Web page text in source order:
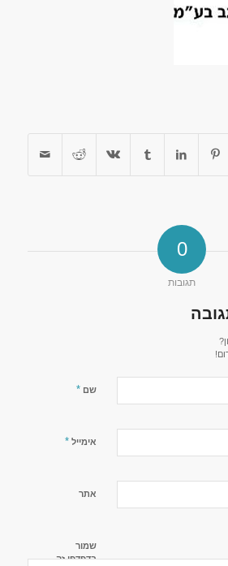
0
תגובות
שם *
אימייל *
אתר
שמור
בדפדפן זה